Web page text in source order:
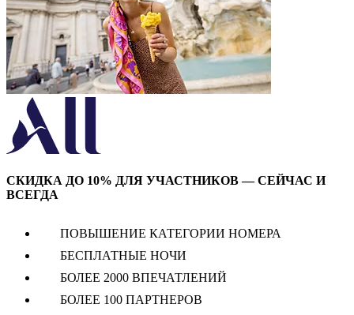
СКИДКА ДО 10% ДЛЯ УЧАСТНИКОВ — СЕЙЧАС И
ВСЕГДА
ПОВЫШЕНИЕ КАТЕГОРИИ НОМЕРА
БЕСПЛАТНЫЕ НОЧИ
БОЛЕЕ 2000 ВПЕЧАТЛЕНИЙ
БОЛЕЕ 100 ПАРТНЕРОВ